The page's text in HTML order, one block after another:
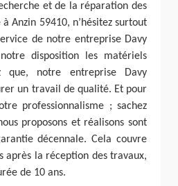
et de la réparation des
Anzin 59410, n’hésitez surtout
de notre entreprise Davy
disposition les matériels
que, notre entreprise Davy
un travail de qualité. Et pour
professionnalisme ; sachez
proposons et réalisons sont
décennale. Cela couvre
après la réception des travaux,
de 10 ans.